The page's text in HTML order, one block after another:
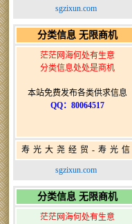
息网-免费信息发布网-
sgzixun.com
分类信息 无限商机
茫茫网海何处有生意
分类信息处处是商机
本站免费发布各类供求信息
QQ：80064517
寿光大尧经贸-寿光信
息网-免费信息发布网-
sgzixun.com
分类信息 无限商机
茫茫网海何处有生意